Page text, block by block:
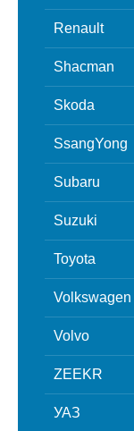
Renault
Shacman
Skoda
SsangYong
Subaru
Suzuki
Toyota
Volkswagen
Volvo
ZEEKR
УАЗ